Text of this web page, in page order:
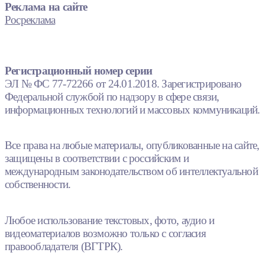
Реклама на сайте
Росреклама
Регистрационный номер серии
ЭЛ № ФС 77-72266 от 24.01.2018. Зарегистрировано
Федеральной службой по надзору в сфере связи,
информационных технологий и массовых коммуникаций.
Все права на любые материалы, опубликованные на сайте,
защищены в соответствии с российским и
международным законодательством об интеллектуальной
собственности.
Любое использование текстовых, фото, аудио и
видеоматериалов возможно только с согласия
правообладателя (ВГТРК).